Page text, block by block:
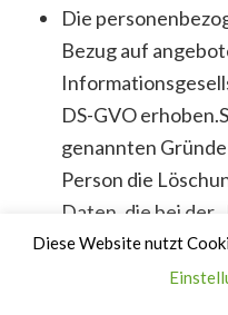
Die
Bezug auf
DS-GVO
genannten
Person die
Daten, die bei der
Text, Illustration,
veranlassen
Diese Website nutzt